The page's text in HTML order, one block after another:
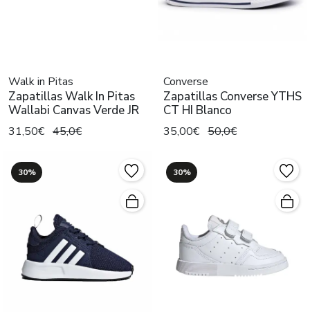
Walk in Pitas
Zapatillas Walk In Pitas
Wallabi Canvas Verde JR
31,50€ 45,0€
Converse
Zapatillas Converse YTHS
CT HI Blanco
35,00€ 50,0€
30% 30%